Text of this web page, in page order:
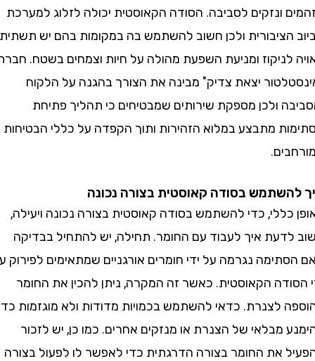
ונזקים לסביבה. הסודה הקאוסטית יכולה לזלוג למערכת
ולכן חשוב להשתמש בה במקומות בהם יש תשתית
ומניעת השפעת מהולה על חיות וצמחים בשטח. חברת
יצאת צדיק" מבינה את הצורך בהגנה על הלקוח
ולכן מספקת שירותים שמבטיחים כי תהליך פתיחת
מתבצע במלוא הזהירות ותוך הקפדה על כללי הבטיחות
בסודה קאוסטית בצורה נכונה
כדי להשתמש בסודה קאוסטית בצורה נכונה ויעילה,
איך לעבוד עם החומר. תחילה, יש להתחיל בבדיקה
נגרמה על ידי חומרים אורגניים שמתאימים לפירוק על
הקאוסטית. כאשר זה המקרה, ניתן להכין את החומר
לצנרת. כדאי להשתמש בכמויות מדודות ולא מוגזמות כדי
מבלאי של הצנרת או מנזקים אחרים. כמו כן, יש לזכור
את החומר בצורה הדרגתית כדי לאפשר לו לפעול בצורה